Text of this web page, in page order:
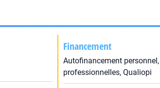
Financement
Autofinancement
professionnelles, Qualiopi